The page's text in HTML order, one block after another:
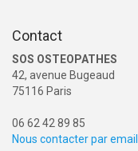
Contact
SOS OSTEOPATHES
42, avenue Bugeaud
75116 Paris
06 62 42 89 85
Nous contacter par